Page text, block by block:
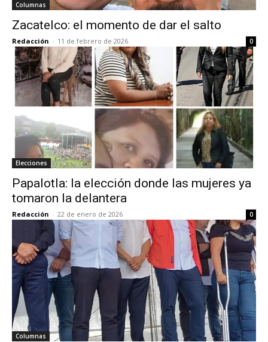
Columnas
Zacatelco: el momento de dar el salto
Redacción - 11 de febrero de 2026 0
Elecciones
Papalotla: la elección donde las mujeres ya
tomaron la delantera
Redacción - 22 de enero de 2026 0
Columnas